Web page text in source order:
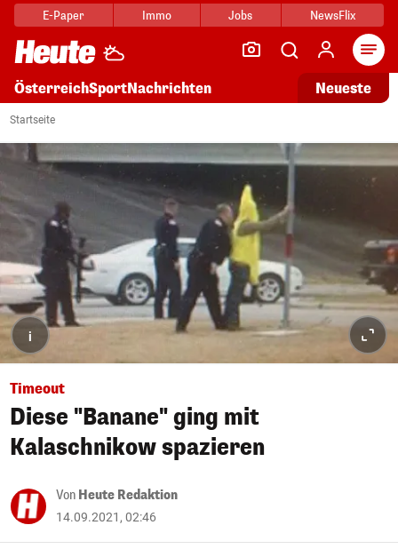
E-Paper Immo Jobs NewsFlix
ÖsterreichSportNachrichten Neueste
Startseite
i
Timeout
Diese "Banane" ging mit
Kalaschnikow spazieren
Von Heute Redaktion
14.09.2021, 02:46